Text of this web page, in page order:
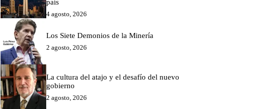
país
4 agosto, 2026
Los Siete Demonios de la Minería
2 agosto, 2026
La cultura del atajo y el desafío del nuevo
gobierno
2 agosto, 2026